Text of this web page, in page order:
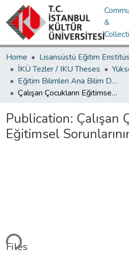
&
Home
İKÜ Tezler / IKU Theses
Eğitim Bilimleri Ana Bilim Dalı / Department of Educational Sciences
Çalışan Çocukların Eğitimsel Sorunlarının İncelenmesi
Publication: Çalışan
Eğitimsel
Files